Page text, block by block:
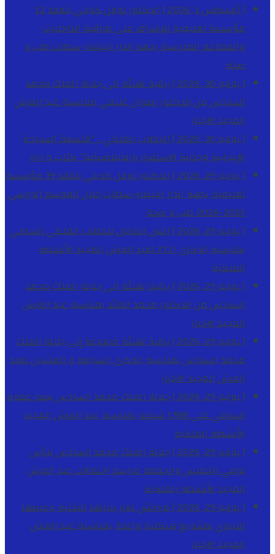
[ أغسطس 1, 2026 ]
الدكتور نوفل كديلي يتفقد 12
مؤسسة تعليمية للإشراف على مراقبة الداخليات
والمطاعم المدرسية بجهة الدار البيضاء-سطاتطب و
صحة
[ يوليو 30, 2026 ]
برقية تهنئة الى جلالة الملك محمد
السادس من الدكتور رضوان غنيمي بمناسبة عيد العرش
المجيدالاخبار
[ يوليو 30, 2026 ]
الخطاب الملكي .. “فلسفة السيادة
الإيجابية وجدلية الاستقرار والديناميكية”كتاب و اراء
[ يوليو 29, 2026 ]
الدكتور نوفل كديلي يتفقد 39 مؤسسة
تعليمية بجهة الدار البيضاء-سطات خلال الموسم الدراسي
2025-2026
طب و صحة
[ يوليو 29, 2026 ]
النص الكامل للخطاب الملكي السامي
بمناسبة الذكرى الـ27 لعيد العرش المجيد
الأنشطة
الملكية
[ يوليو 29, 2026 ]
برقية تهنئة الى جلالة الملك محمد
السادس من الدكتور محمد الفائد بمناسبة عيد العرش
المجيدالاخبار
[ يوليو 29, 2026 ]
برقية تهنئة مرفوعة إلى جلالة الملك
محمد السادس بمناسبة الذكرى السابعة و العشرين لعيد
العرش المجيدالاخبار
[ يوليو 29, 2026 ]
جلالة الملك محمد السادس يصدر عفوه
السامي على 1788 شخصا بمناسبة عيد العرش المجيد
الأنشطة الملكية
[ يوليو 29, 2026 ]
جلالة الملك محمد السادس يترأس
يومي الخميس والجمعة مراسم احتفالات عيد العرش
المجيدالأنشطة الملكية
[ يوليو 29, 2026 ]
مراكش تعزز بنياتها التحتية وعرضها
التربوي بمشاريع هيكلية واعدة بمناسبة عيد العرش
المجيدالاخبار